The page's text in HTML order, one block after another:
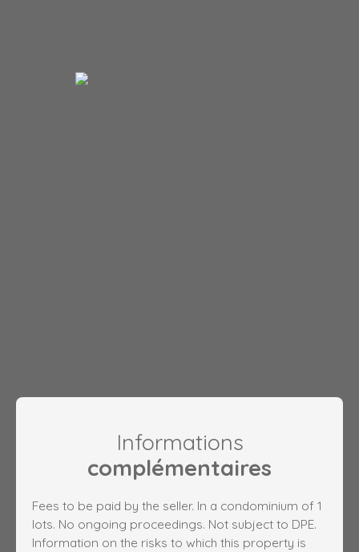
Informations
complémentaires
Fees to be paid by the seller. In a condominium of 1
lots. No ongoing proceedings. Not subject to DPE.
Information on the risks to which this property is